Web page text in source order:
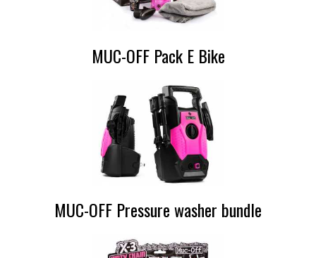
MUC-OFF Pack E Bike
MUC-OFF Pressure washer bundle